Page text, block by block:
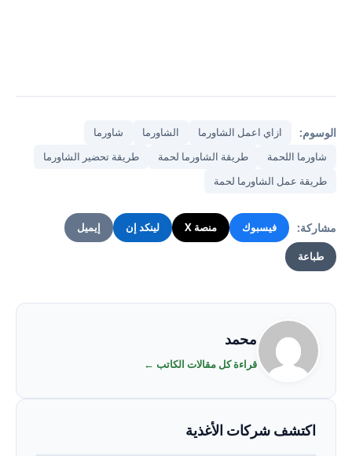
الوسوم: ازاي اعمل الشاورما الشاورما
شاورما
شاورما اللحمة
طريقة الشاورما لحمة
طريقة تحضير الشاورما
طريقة عمل الشاورما لحمة
مشاركة: فيسبوك منصة X لينكد إن إيميل
طباعة
محمد
قراءة كل مقالات الكاتب ←
اكتشف شركات الأغذية